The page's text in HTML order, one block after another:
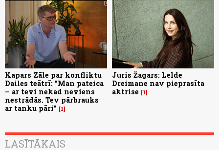
Kapars Zāle par konfliktu
Dailes teātrī: "Man pateica
– ar tevi nekad neviens
nestrādās. Tev pārbrauks
ar tanku pāri"
1
Juris Žagars: Lelde
Dreimane nav pieprasīta
aktrise
1
LASĪTĀKAIS